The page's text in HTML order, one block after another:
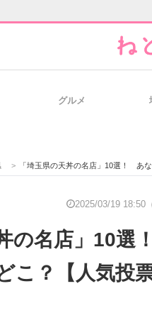
IT製品の
グルメ
> 「埼玉県の天丼の名店」10選！ あなたが
2025/03/19 18:50
の名店」10
こ？【人気投票